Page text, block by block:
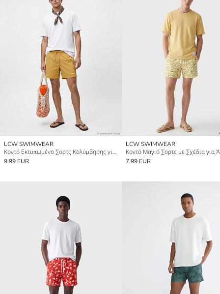
LCW SWIMWEAR
Κοντό Εκτυπωμένο Σορτς Κολύμβησης για άνδρες
9.99 EUR
LCW SWIMWEAR
Κοντό Μαγιό Σορτς με Σχέδια για
7.99 EUR